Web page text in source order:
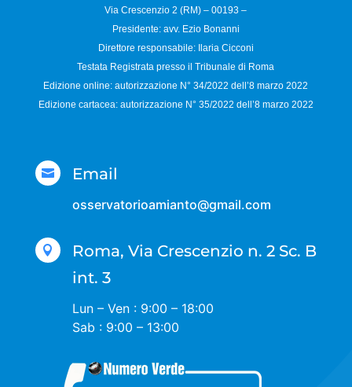
Via Crescenzio 2 (RM) – 00193 –
Presidente: avv. Ezio Bonanni
Direttore responsabile:
Ilaria Cicconi
Testata Registrata presso il Tribunale di Roma
Edizione online: autorizzazione N°34/2022 dell’8 marzo 2022
Edizione cartacea: autorizzazione N° 35/2022 dell’8 marzo 2022
 Email
osservatorioamianto@gmail.com

Roma, Via Crescenzio n. 2 Sc. B
int. 3
Lun – Ven : 9:00 – 18:00
Sab : 9:00 – 13:00